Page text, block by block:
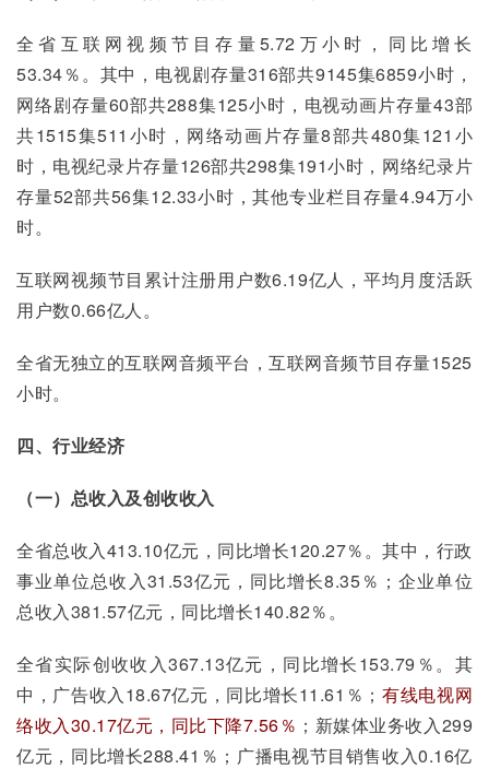
全省互联网视频节目存量5.72万小时，同比增长
53.34％。其中，电视剧存量316部共9145集6859小时，
网络剧存量60部共288集125小时，电视动画片存量43部
共1515集511小时，网络动画片存量8部共480集121小
时，电视纪录片存量126部共298集191小时，网络纪录片
存量52部共56集12.33小时，其他专业栏目存量4.94万小
时。
互联网视频节目累计注册用户数6.19亿人，平均月度活跃
用户数0.66亿人。
全省无独立的互联网音频平台，互联网音频节目存量1525
小时。
四、行业经济
（一）总收入及创收收入
全省总收入413.10亿元，同比增长120.27％。其中，行政
事业单位总收入31.53亿元，同比增长8.35％；企业单位
总收入381.57亿元，同比增长140.82％。
全省实际创收收入367.13亿元，同比增长153.79％。其
中，广告收入18.67亿元，同比增长11.61％； 有线电视网
络收入30.17亿元，同比下降7.56％ ；新媒体业务收入299
亿元，同比增长288.41％；广播电视节目销售收入0.16亿